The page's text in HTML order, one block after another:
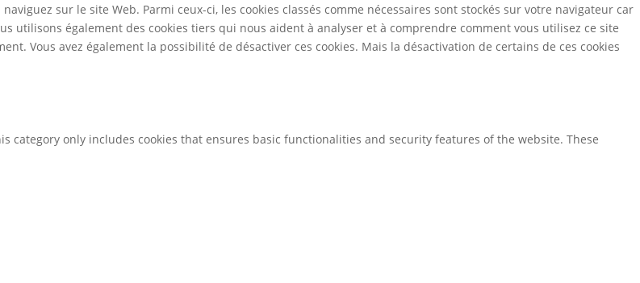
sur le site Web. Parmi ceux-ci, les cookies classés comme nécessaires sont stockés sur votre navigateur car
utilisons également des cookies tiers qui nous aident à analyser et à comprendre comment vous utilisez ce site
Vous avez également la possibilité de désactiver ces cookies. Mais la désactivation de certains de ces cookies
category only includes cookies that ensures basic functionalities and security features of the website. These